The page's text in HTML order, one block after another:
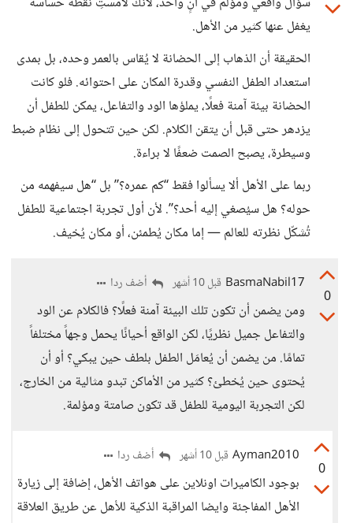
يغفل عنها كثير من الأهل.
الحقيقة أن الذهاب إلى الحضانة لا يُقاس بالعمر وحده، بل بمدى
استعداد الطفل النفسي وقدرة المكان على احتوائه. فلو كانت
الحضانة بيئة آمنة فعلًا، يملؤها الود والتفاعل، يمكن للطفل أن
يزدهر حتى قبل أن يتقن الكلام. لكن حين تتحول إلى نظام ضبط
وسيطرة، يصبح الصمت ضعفًا لا براءة.
ربما على الأهل ألا يسألوا فقط “كم عمره؟” بل “هل سيفهمه من
حوله؟ هل سيُصغي إليه أحد؟”. لأن أول تجربة اجتماعية للطفل
تُشكّل نظرته للعالم — إما مكان يُطمئن، أو مكان يُخيف.
0
BasmaNabil17 قبل 10 أشهر أضف ردا
ومن يضمن أن تكون تلك البيئة آمنة فعلًا؟ فالكلام عن الود
والتفاعل جميل نظريًا، لكن الواقع أحيانًا يحمل وجهاً مختلفاً
تمامًا. من يضمن أن يُعامَل الطفل بلطف حين يبكي؟ أو أن
يُحتوى حين يُخطئ؟ كثير من الأماكن تبدو مثالية من الخارج،
لكن التجربة اليومية للطفل قد تكون صامتة ومؤلمة.
0
Ayman2010 قبل 10 أشهر أضف ردا
بوجود الكاميرات اونلاين على هواتف الأهل، إضافة إلى زيارة
الأهل المفاجئة وايضا المراقبة الذكية للأهل عن طريق العلاقة